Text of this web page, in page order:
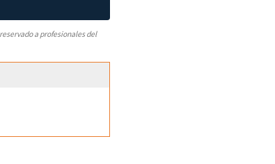
a profesionales del